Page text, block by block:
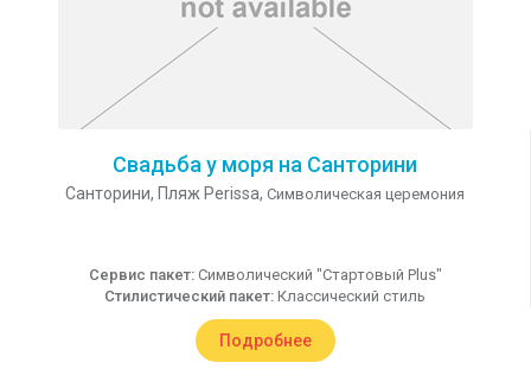
Свадьба у моря на Санторини
Санторини, Пляж Perissa, Символическая церемония
Сервис пакет: Символический "Стартовый Plus"
Стилистический пакет: Классический стиль
Подробнее